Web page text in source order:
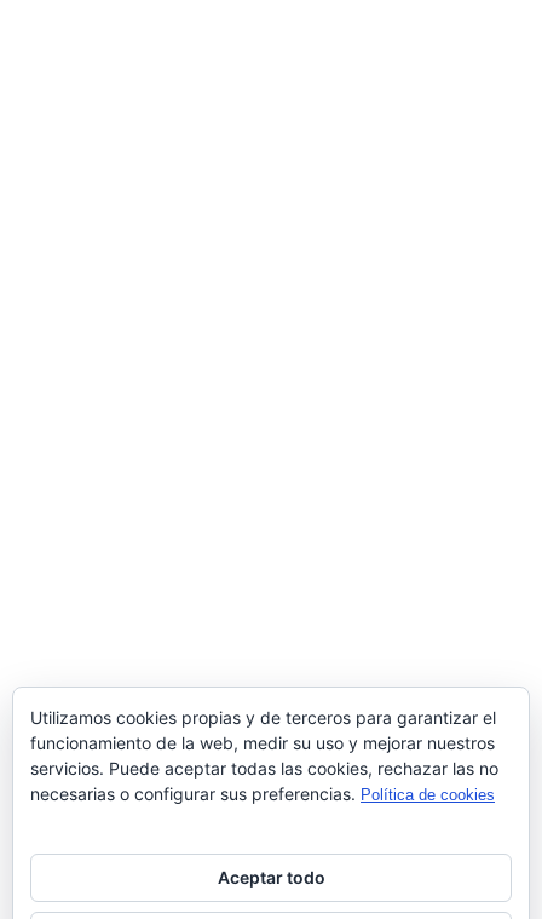
Utilizamos cookies propias y de terceros para garantizar el
funcionamiento de la web, medir su uso y mejorar nuestros
servicios. Puede aceptar todas las cookies, rechazar las no
necesarias o configurar sus preferencias. Política de cookies
Aceptar todo